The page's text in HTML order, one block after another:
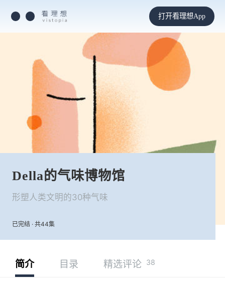
打开看理想App
Della的气味博物馆
形塑人类文明的30种气味
已完结 · 共44集
简介 目录 精选评论 38